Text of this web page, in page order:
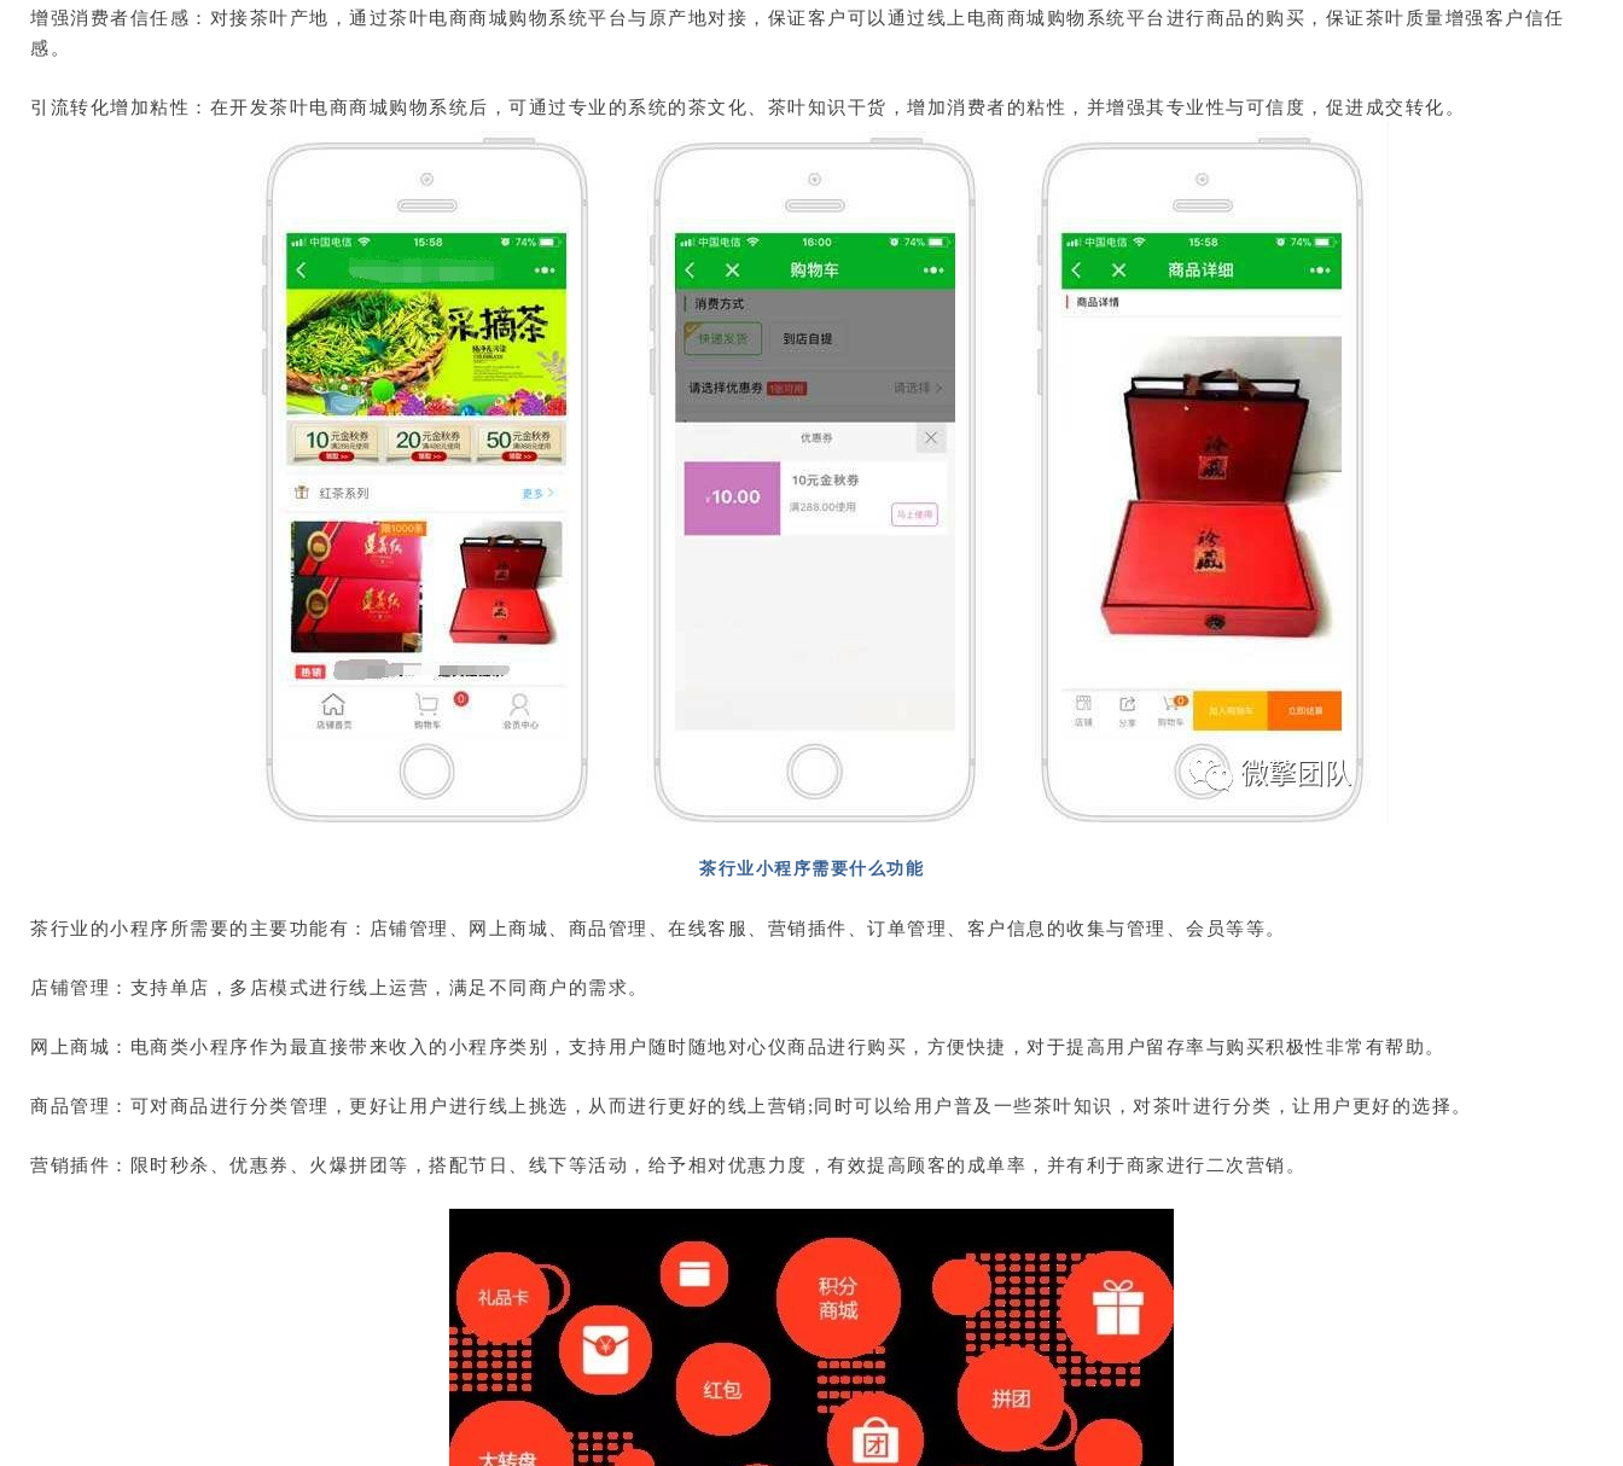
增强消费者信任感：对接茶叶产地，通过茶叶电商商城购物系统平台与原产地对接，保证客户可以通过线上电商商城购物系统平台进行商品的购买，保证茶叶质量增强客户信任
感。
引流转化增加粘性：在开发茶叶电商商城购物系统后，可通过专业的系统的茶文化、茶叶知识干货，增加消费者的粘性，并增强其专业性与可信度，促进成交转化。
茶行业小程序需要什么功能
茶行业的小程序所需要的主要功能有：店铺管理、网上商城、商品管理、在线客服、营销插件、订单管理、客户信息的收集与管理、会员等等。
店铺管理：支持单店，多店模式进行线上运营，满足不同商户的需求。
网上商城：电商类小程序作为最直接带来收入的小程序类别，支持用户随时随地对心仪商品进行购买，方便快捷，对于提高用户留存率与购买积极性非常有帮助。
商品管理：可对商品进行分类管理，更好让用户进行线上挑选，从而进行更好的线上营销;同时可以给用户普及一些茶叶知识，对茶叶进行分类，让用户更好的选择。
营销插件：限时秒杀、优惠券、火爆拼团等，搭配节日、线下等活动，给予相对优惠力度，有效提高顾客的成单率，并有利于商家进行二次营销。